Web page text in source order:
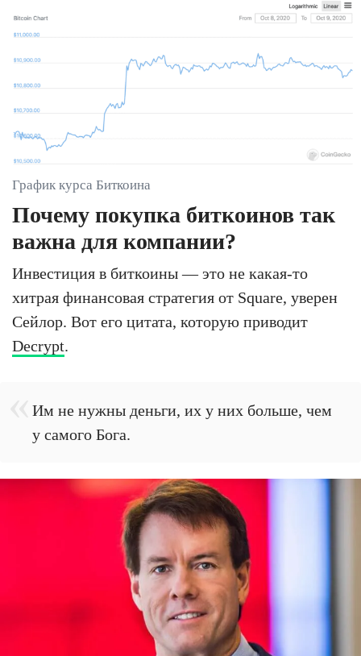
График курса Биткоина
Почему покупка биткоинов так
важна для компании?
Инвестиция в биткоины — это не какая-то
хитрая финансовая стратегия от Square, уверен
Сейлор. Вот его цитата, которую приводит
Decrypt.
Им не нужны деньги, их у них больше, чем
у самого Бога.